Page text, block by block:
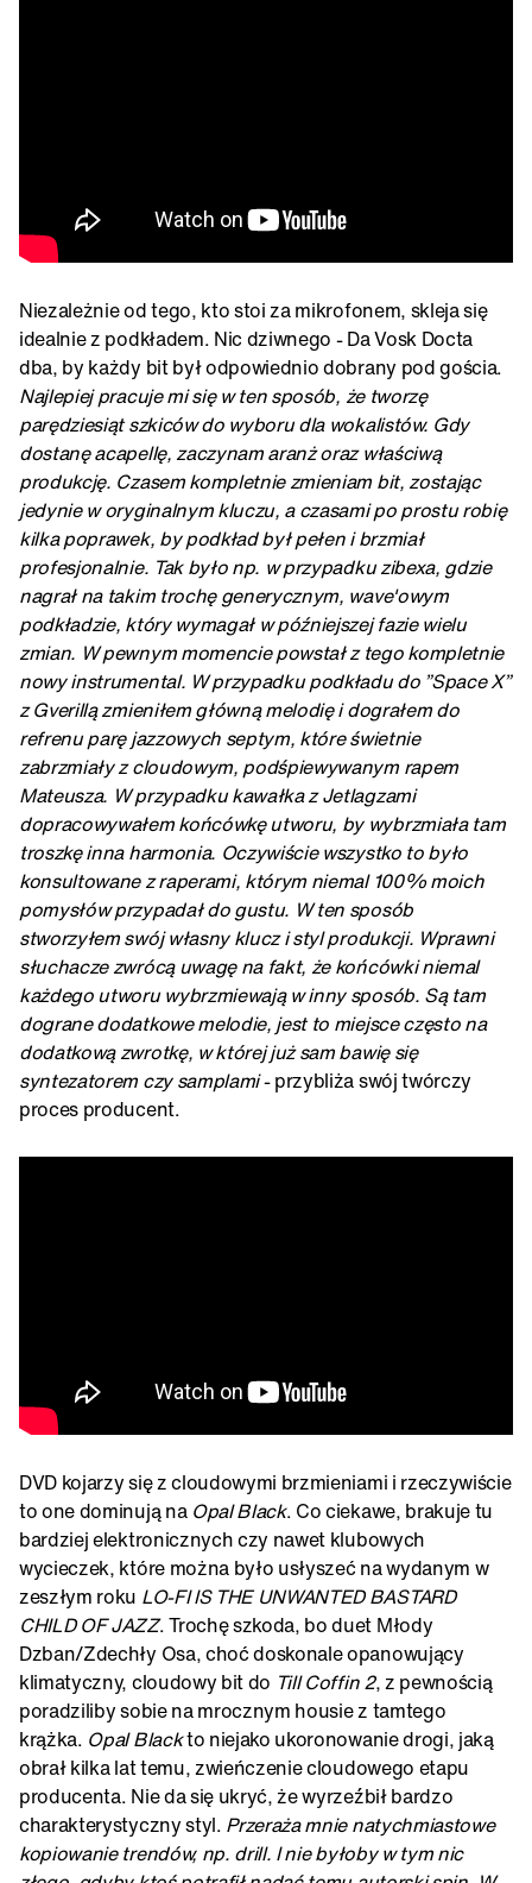
Niezależnie od tego, kto stoi za mikrofonem, skleja się
idealnie z podkładem. Nic dziwnego - Da Vosk Docta
dba, by każdy bit był odpowiednio dobrany pod gościa.
Najlepiej pracuje mi się w ten sposób, że tworzę
parędziesiąt szkiców do wyboru dla wokalistów. Gdy
dostanę acapellę, zaczynam aranż oraz właściwą
produkcję. Czasem kompletnie zmieniam bit, zostając
jedynie w oryginalnym kluczu, a czasami po prostu robię
kilka poprawek, by podkład był pełen i brzmiał
profesjonalnie. Tak było np. w przypadku zibexa, gdzie
nagrał na takim trochę generycznym, wave'owym
podkładzie, który wymagał w późniejszej fazie wielu
zmian. W pewnym momencie powstał z tego kompletnie
nowy instrumental. W przypadku podkładu do ”Space X”
z Gverillą zmieniłem główną melodię i dograłem do
refrenu parę jazzowych septym, które świetnie
zabrzmiały z cloudowym, podśpiewywanym rapem
Mateusza. W przypadku kawałka z Jetlagzami
dopracowywałem końcówkę utworu, by wybrzmiała tam
troszkę inna harmonia. Oczywiście wszystko to było
konsultowane z raperami, którym niemal 100% moich
pomysłów przypadał do gustu. W ten sposób
stworzyłem swój własny klucz i styl produkcji. Wprawni
słuchacze zwrócą uwagę na fakt, że końcówki niemal
każdego utworu wybrzmiewają w inny sposób. Są tam
dograne dodatkowe melodie, jest to miejsce często na
dodatkową zwrotkę, w której już sam bawię się
syntezatorem czy samplami- przybliża swój twórczy
proces producent.
DVD kojarzy się z cloudowymi brzmieniami i rzeczywiście
to one dominują na Opal Black. Co ciekawe, brakuje tu
bardziej elektronicznych czy nawet klubowych
wycieczek, które można było usłyszeć na wydanym w
zeszłym roku LO​-​FI IS THE UNWANTED BASTARD
CHILD OF JAZZ. Trochę szkoda, bo duet Młody
Dzban/Zdechły Osa, choć doskonale opanowujący
klimatyczny, cloudowy bit do Till Coffin 2, z pewnością
poradziliby sobie na mrocznym housie z tamtego
krążka. Opal Blackto niejako ukoronowanie drogi, jaką
obrał kilka lat temu, zwieńczenie cloudowego etapu
producenta. Nie da się ukryć, że wyrzeźbił bardzo
charakterystyczny styl. Przeraża mnie natychmiastowe
kopiowanie trendów, np. drill. I nie byłoby w tym nic